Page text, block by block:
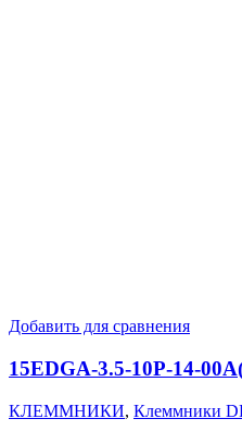
Добавить для сравнения
15EDGA-3.5-10P-14-
КЛЕММНИКИ, Клеммники